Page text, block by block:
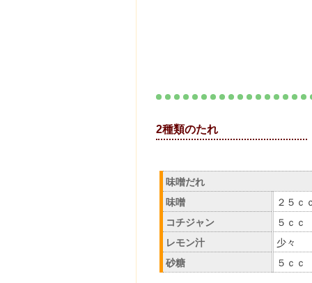
2種類のたれ
味噌だれ
味噌
２５ｃ
コチジャン
５ｃｃ
レモン汁
少々
砂糖
５ｃｃ